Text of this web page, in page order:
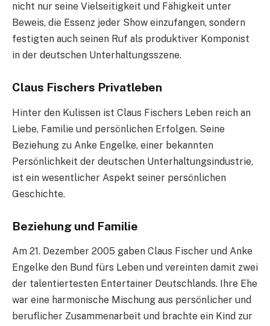
nicht nur seine Vielseitigkeit und Fähigkeit unter
Beweis, die Essenz jeder Show einzufangen, sondern
festigten auch seinen Ruf als produktiver Komponist
in der deutschen Unterhaltungsszene.
Claus Fischers Privatleben
Hinter den Kulissen ist Claus Fischers Leben reich an
Liebe, Familie und persönlichen Erfolgen. Seine
Beziehung zu Anke Engelke, einer bekannten
Persönlichkeit der deutschen Unterhaltungsindustrie,
ist ein wesentlicher Aspekt seiner persönlichen
Geschichte.
Beziehung und Familie
Am 21. Dezember 2005 gaben Claus Fischer und Anke
Engelke den Bund fürs Leben und vereinten damit zwei
der talentiertesten Entertainer Deutschlands. Ihre Ehe
war eine harmonische Mischung aus persönlicher und
beruflicher Zusammenarbeit und brachte ein Kind zur